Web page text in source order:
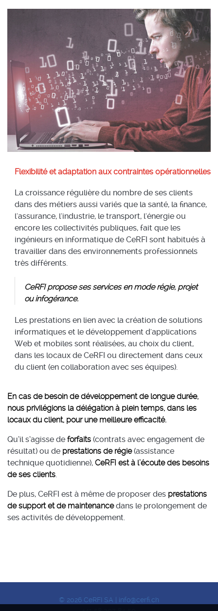
Flexibilité et adaptation aux contraintes opérationnelles
La croissance régulière du nombre de ses clients
dans des métiers aussi variés que la santé, la finance,
l'assurance, l'industrie, le transport, l'énergie ou
encore les collectivités publiques, fait que les
ingénieurs en informatique de CeRFI sont habitués à
travailler dans des environnements professionnels
très différents.
CeRFI propose ses services en mode régie, projet
ou infogérance.
Les prestations en lien avec la création de solutions
informatiques et le développement d'applications
Web et mobiles sont réalisées, au choix du client,
dans les locaux de CeRFI ou directement dans ceux
du client (en collaboration avec ses équipes).
En cas de besoin de développement de longue durée,
nous privilégions la délégation à plein temps, dans les
locaux du client, pour une meilleure efficacité.
Qu’il s’agisse de forfaits (contrats avec engagement de
résultat) ou de prestations de régie(assistance
technique quotidienne), CeRFI est à l’écoute des besoins
de ses clients.
De plus, CeRFI est à même de proposer des prestations
de support et de maintenancedans le prolongement de
ses activités de développement.
© 2026 CeRFI SA | info@cerfi.ch